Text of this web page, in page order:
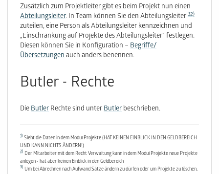
Zusätzlich zum Projektleiter gibt es beim Projekt nun einen
Abteilungsleiter. In Team können Sie den Abteilungsleiter 32)
zuteilen, eine Person als Abteilungsleiter kennzeichnen und
„Einschränkung auf Projekte des Abteilungsleiter“ festlegen.
Diesen können Sie in Konfigura­tion – Begriffe/
Übersetzungenauch anders benennen.
Butler - Rechte
DieButler Rechte sind unterButler beschrieben.
1) Sieht die Daten in dem Modul Projekte (HAT KEINEN EINBLICK IN DEN GELDBEREICH
UND KANN NICHTS ÄNDERN!)
2) Der Mitarbeiter mit dem Recht Verwaltung kann in dem Modul Projekte neue Projekte
anlegen - hat aber keinen Einblick in den Geldbereich
3) Um bei Abrechnen nach Aufwand Sätze ändern zu dürfen oder um Projekte zu löschen,